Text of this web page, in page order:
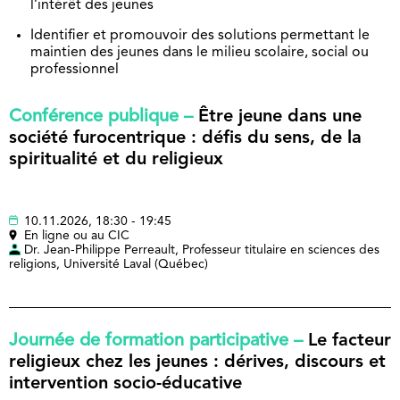
l’intérêt des jeunes
Identifier et promouvoir des solutions permettant le
maintien des jeunes dans le milieu scolaire, social ou
professionnel
Conférence publique – Être jeune dans une
société furocentrique : défis du sens, de la
spiritualité et du religieux
10.11.2026, 18:30 - 19:45
En ligne ou au CIC
Dr. Jean-Philippe Perreault, Professeur titulaire en sciences des
religions, Université Laval (Québec)
Journée de formation participative – Le facteur
religieux chez les jeunes : dérives, discours et
intervention socio-éducative